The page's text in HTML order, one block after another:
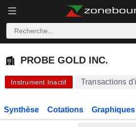
PROBE GOLD INC.
PROBE GOLD INC.
Instrument Inactif Transactions
Synthèse Cotations Graphiques